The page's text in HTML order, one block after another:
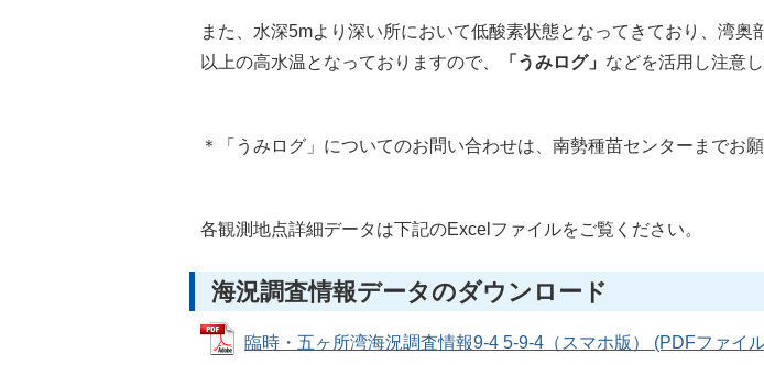
また、水深5mより深い所において低酸素状態となってきており、湾奥
以上の高水温となっておりますので、
「うみログ」 などを活用し注意
＊「うみログ」についてのお問い合わせは、南勢種苗センターまでお願
各観測地点詳細データは下記のExcelファイルをご覧ください。
海況調査情報データのダウンロード
臨時・五ヶ所湾海況調査情報9-4 5-9-4（スマホ版） (PDFファイ